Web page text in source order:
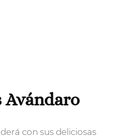
Avándaro
con sus deliciosas